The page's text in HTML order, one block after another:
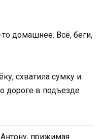
то домашнее. Всё, беги,
схватила сумку и
дороге в подъезде
прижимая